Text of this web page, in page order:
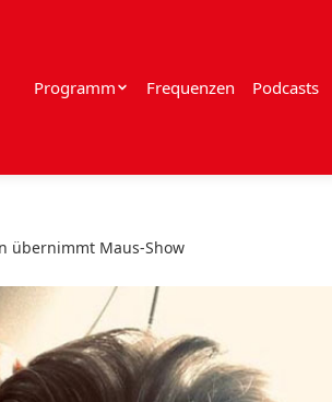
Programm Frequenzen Podcasts
übernimmt Maus-Show